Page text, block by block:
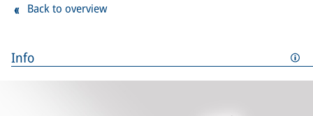
Info
Back to overview